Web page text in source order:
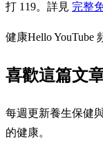
打 119。詳見 完整
健康Hello YouTube
喜歡這篇文
每週更新養生保健
的健康。